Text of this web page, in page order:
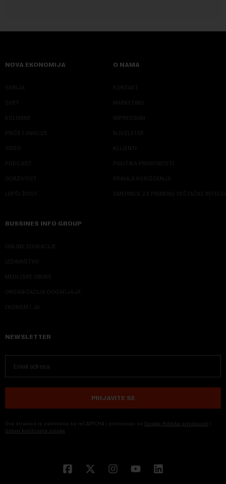
NOVA EKONOMIJA
SRBIJA
SVET
KOLUMNE
PRIČE I ANALIZE
VIDEO
PODCAST
ODRŽIVOST
LEPŠI ŽIVOT
O NAMA
KONTAKT
MARKETING
IMPRESSUM
NJUZLETER
KLIJENTI
POLITIKA PRIVATNOSTI
PRAVILA KORIŠĆENJA
SMERNICE ZA PRIMENU VEŠTAČKE
BUSSINES INFO GROUP
ONLINE EDUKACIJE
IZDAVAŠTVO
MEDIJSKE OBUKE
ORGANIZACIJA DOGADJAJA
EKONOM I JA
NEWSLETTER
PRIJAVITE SE
Ova stranica je zaštićena sa reCAPTCHA i primenjuju se Google Politika privatnosti i
Uslovi korišćenja usluge